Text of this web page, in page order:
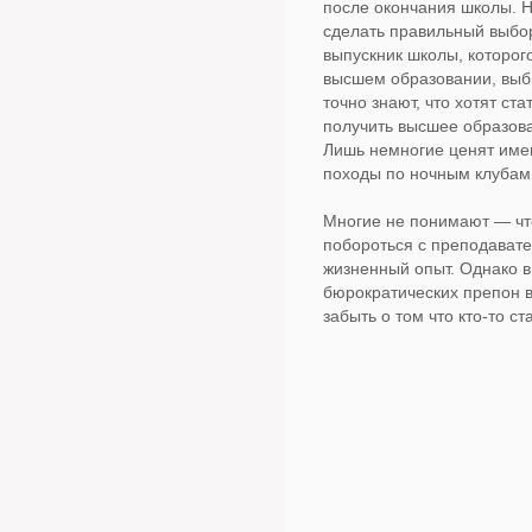
после окончания школы.
сделать правильный
выпускник школы,
высшем образовании,
точно знают, что хотят
получить высшее
Лишь немногие ценят
походы по ночным
Многие не понимают —
побороться с
жизненный опыт. Однако
бюрократических препон
забыть о том что кто-то